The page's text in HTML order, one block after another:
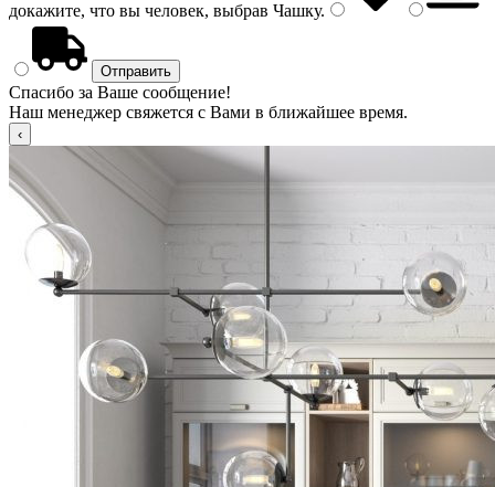
докажите, что вы человек, выбрав Чашку.
Спасибо за Ваше сообщение!
Наш менеджер свяжется с Вами в ближайшее время.